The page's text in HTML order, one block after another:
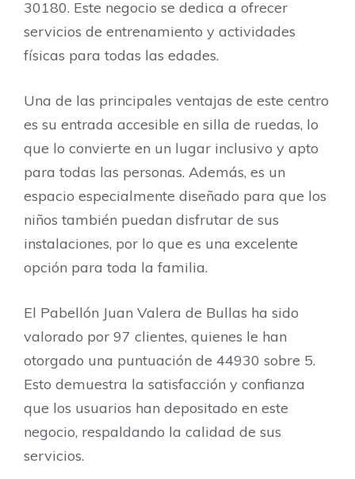
30180. Este negocio se dedica a ofrecer
servicios de entrenamiento y actividades
físicas para todas las edades.
Una de las principales ventajas de este centro
es su entrada accesible en silla de ruedas, lo
que lo convierte en un lugar inclusivo y apto
para todas las personas. Además, es un
espacio especialmente diseñado para que los
niños también puedan disfrutar de sus
instalaciones, por lo que es una excelente
opción para toda la familia.
El Pabellón Juan Valera de Bullas ha sido
valorado por 97 clientes, quienes le han
otorgado una puntuación de 44930 sobre 5.
Esto demuestra la satisfacción y confianza
que los usuarios han depositado en este
negocio, respaldando la calidad de sus
servicios.